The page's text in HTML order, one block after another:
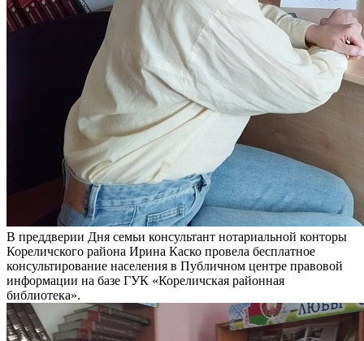
В преддверии Дня семьи консультант нотариальной конторы
Кореличского района Ирина Каско провела бесплатное
консультирование населения в Публичном центре правовой
информации на базе ГУК «Кореличская районная
библиотека».